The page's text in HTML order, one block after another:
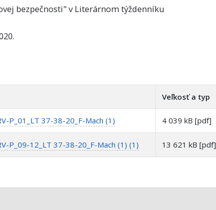
bezpečnosti" v Literárnom týždenníku
Veľkosť a typ
P_01_LT 37-38-20_F-Mach (1) 4 039 kB [pdf]
P_09-12_LT 37-38-20_F-Mach (1) (1) 13 621 kB [pdf]